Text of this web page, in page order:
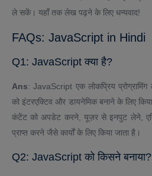
ले सकें। यहाँ तक लेख पढ़ने के लिए धन्यवाद!
FAQs: JavaScript in Hindi
Q1: JavaScript क्या है?
Ans: JavaScript एक लोकप्रिय
को इंटरएक्टिव और डायनेमिक बनाने के लिए
कंटेंट को अपडेट करने, यूज़र से इनपुट लेने,
प्राप्त करने जैसे कार्यों के लिए किया जाता है।
Q2: JavaScript को किसने बनाया?